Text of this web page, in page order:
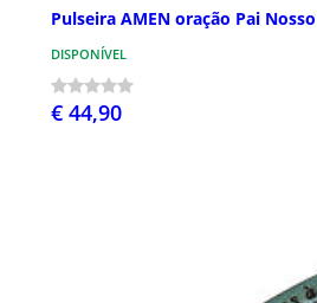
Pulseira AMEN oração Pai
DISPONÍVEL
€ 44,90